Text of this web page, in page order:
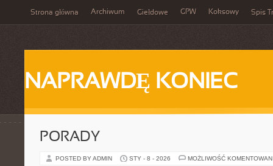
Strona główna Archiwum Giełdowe GPW Koksowy Spis
NAPRAWDĘ KONIEC
PORADY
POSTED BY ADMIN STY - 8 - 2026 MOŻLIWOŚĆ